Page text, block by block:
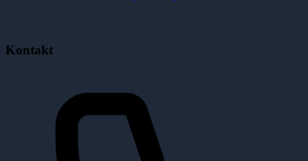
Kontakt